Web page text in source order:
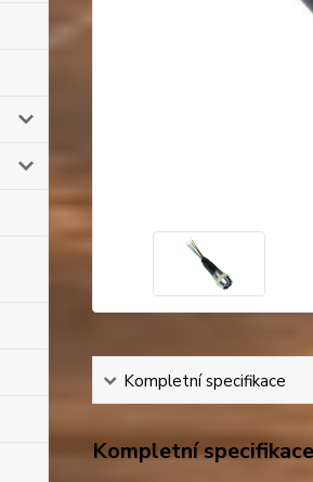
Kompletní specifikace
Kompletní specifikace